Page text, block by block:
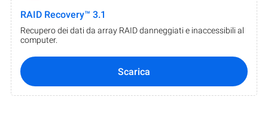
RAID Recovery™ 3.1
Recupero dei dati da array RAID danneggiati e inaccessibili al
computer.
Scarica